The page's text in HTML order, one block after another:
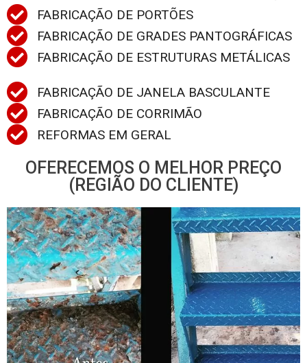
FABRICAÇÃO DE PORTÕES
FABRICAÇÃO DE GRADES PANTOGRÁFICAS
FABRICAÇÃO DE ESTRUTURAS METÁLICAS
FABRICAÇÃO DE JANELA BASCULANTE
FABRICAÇÃO DE CORRIMÃO
REFORMAS EM GERAL
OFERECEMOS O MELHOR PREÇO
(REGIÃO DO CLIENTE)